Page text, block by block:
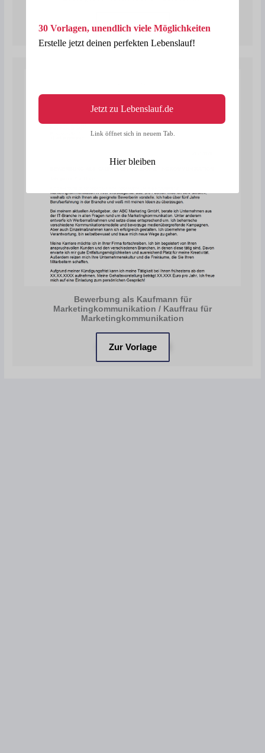
Zur Vorlage
Bewerbung als Kaufmann für
Marketingkommunikation / Kauffrau für
Marketingkommunikation
Zur Vorlage
Link öffnet sich in neuem Tab.
Hier bleiben
30 Vorlagen, unendlich viele Möglichkeiten
Erstelle jetzt deinen perfekten Lebenslauf!
Jetzt zu Lebenslauf.de